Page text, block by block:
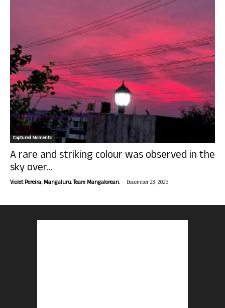
Captured Moments
A rare and striking colour was observed in the
sky over...
Violet Pereira, Mangaluru. Team Mangalorean. - December 23, 2025